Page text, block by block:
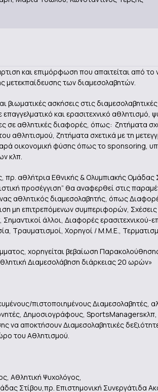
και επιμόρφωση που απαιτείται από
μετεκπαίδευσης των διαμεσολαβητών.
ασκήσεις στις διαμεσολαβητικές
και ερασιτεχνικό αθλητισμό,
σε αθλητικές διαφορές, όπως: ζητήματα
αθλητισμού, ζητήματα σχετικά με τη
οικονομική φύσης όπως το sponsoring,
κλπ.
αθλήτρια Εθνικής & Ολυμπιακής Ομάδας
προσέγγιση” θα αναφερθεί στις
αθλητικός διαμεσολαβητής, όπως
μη επιτρεπόμενων συμπεριφορών,
άλλοι, Διαφορές ερασιτεχνικού-
Τραυματισμοί, Χορηγοί / Μ.Μ.Ε.,
χορηγείται βεβαίωση
Διαμεσολάβηση διάρκειας 20 ωρών»
πιστοποιημένους Διαμεσολαβητές,
Δημοσιογράφους, SportsManagersκλπ,
να αποκτήσουν Διαμεσολαβητικές
του Αθλητισμού.
Αθλητική Ψυχολόγος,
Στίβου,πρ. Επιστημονική Συνεργάτιδα